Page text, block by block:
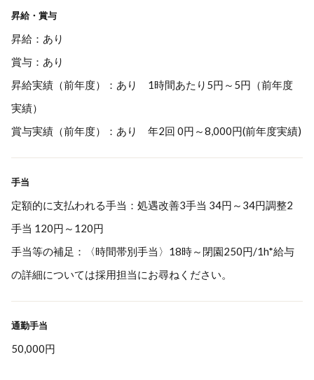
昇給・賞与
昇給：あり
賞与：あり
昇給実績（前年度）：あり 1時間あたり5円～5円（前年度
実績）
賞与実績（前年度）：あり 年2回 0円～8,000円(前年度実績)
手当
定額的に支払われる手当：処遇改善3手当 34円～34円調整2
手当 120円～120円
手当等の補足：〈時間帯別手当〉18時～閉園250円/1h*給与
の詳細については採用担当にお尋ねください。
通勤手当
50,000円